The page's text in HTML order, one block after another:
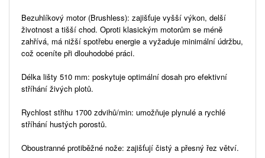
Bezuhlíkový motor (Brushless): zajišťuje vyšší výkon, delší
životnost a tišší chod. Oproti klasickým motorům se méně
zahřívá, má nižší spotřebu energie a vyžaduje minimální údržbu,
což oceníte při dlouhodobé práci.
Délka lišty 510 mm: poskytuje optimální dosah pro efektivní
stříhání živých plotů.
Rychlost střihu 1700 zdvihů/min: umožňuje plynulé a rychlé
stříhání hustých porostů.
Oboustranné protiběžné nože: zajišťují čistý a přesný řez větví.